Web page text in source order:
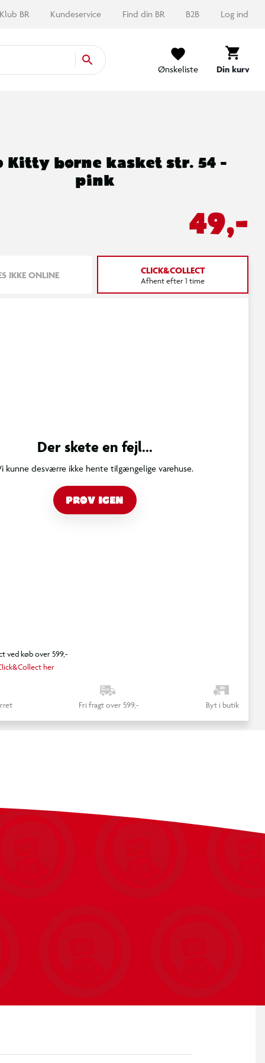
Klub BR Kundeservice Find din BR B2B Log ind
Ønskeliste Din kurv
Kitty børne kasket str. 54 -
pink
49,-
IKKE ONLINE CLICK&COLLECT
Afhent efter 1 time
Der skete en fejl...
kunne desværre ikke hente tilgængelige varehuse.
PRØV IGEN
ved køb over 599,-
her
Fri fragt over 599,- Byt i butik